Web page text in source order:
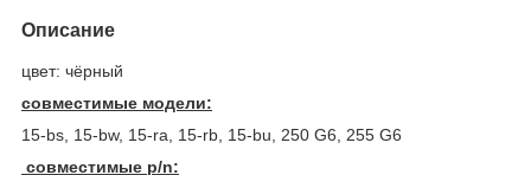
Описание
цвет: чёрный
совместимые модели:
15-bs, 15-bw, 15-ra, 15-rb, 15-bu, 250 G6, 255 G6
совместимые p/n: